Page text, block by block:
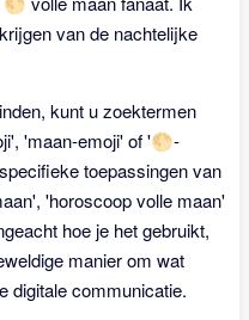
van de nachtelijke
kunt u zoektermen
'maan-emoji' of '🌕-
toepassingen van
'horoscoop volle maan'
hoe je het gebruikt,
manier om wat
digitale communicatie.